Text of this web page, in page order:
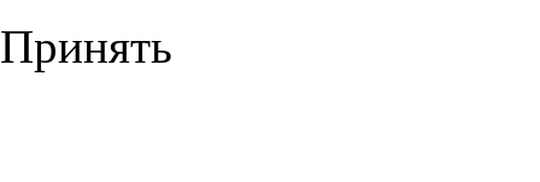
Принять